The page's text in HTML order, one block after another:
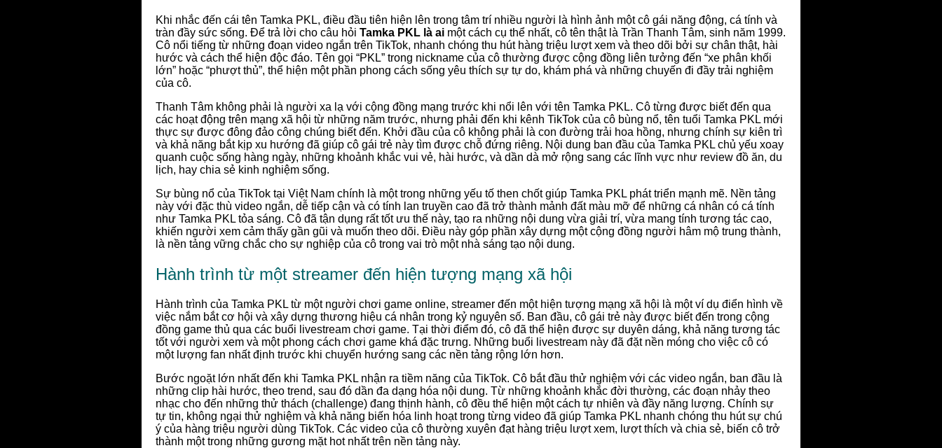
Khi nhắc đến cái tên Tamka PKL, điều đầu tiên hiện lên trong tâm trí nhiều người là hình ảnh một cô gái năng động, cá tính và
tràn đầy sức sống. Để trả lời cho câu hỏi Tamka PKL là ai một cách cụ thể nhất, cô tên thật là Trần Thanh Tâm, sinh năm 1999.
Cô nổi tiếng từ những đoạn video ngắn trên TikTok, nhanh chóng thu hút hàng triệu lượt xem và theo dõi bởi sự chân thật, hài
hước và cách thể hiện độc đáo. Tên gọi “PKL” trong nickname của cô thường được cộng đồng liên tưởng đến “xe phân khối
lớn” hoặc “phượt thủ”, thể hiện một phần phong cách sống yêu thích sự tự do, khám phá và những chuyến đi đầy trải nghiệm
của cô.
Thanh Tâm không phải là người xa lạ với cộng đồng mạng trước khi nổi lên với tên Tamka PKL. Cô từng được biết đến qua
các hoạt động trên mạng xã hội từ những năm trước, nhưng phải đến khi kênh TikTok của cô bùng nổ, tên tuổi Tamka PKL mới
thực sự được đông đảo công chúng biết đến. Khởi đầu của cô không phải là con đường trải hoa hồng, nhưng chính sự kiên trì
và khả năng bắt kịp xu hướng đã giúp cô gái trẻ này tìm được chỗ đứng riêng. Nội dung ban đầu của Tamka PKL chủ yếu xoay
quanh cuộc sống hàng ngày, những khoảnh khắc vui vẻ, hài hước, và dần dà mở rộng sang các lĩnh vực như review đồ ăn, du
lịch, hay chia sẻ kinh nghiệm sống.
Sự bùng nổ của TikTok tại Việt Nam chính là một trong những yếu tố then chốt giúp Tamka PKL phát triển mạnh mẽ. Nền tảng
này với đặc thù video ngắn, dễ tiếp cận và có tính lan truyền cao đã trở thành mảnh đất màu mỡ để những cá nhân có cá tính
như Tamka PKL tỏa sáng. Cô đã tận dụng rất tốt ưu thế này, tạo ra những nội dung vừa giải trí, vừa mang tính tương tác cao,
khiến người xem cảm thấy gần gũi và muốn theo dõi. Điều này góp phần xây dựng một cộng đồng người hâm mộ trung thành,
là nền tảng vững chắc cho sự nghiệp của cô trong vai trò một nhà sáng tạo nội dung.
Hành trình từ một streamer đến hiện tượng mạng xã hội
Hành trình của Tamka PKL từ một người chơi game online, streamer đến một hiện tượng mạng xã hội là một ví dụ điển hình về
việc nắm bắt cơ hội và xây dựng thương hiệu cá nhân trong kỷ nguyên số. Ban đầu, cô gái trẻ này được biết đến trong cộng
đồng game thủ qua các buổi livestream chơi game. Tại thời điểm đó, cô đã thể hiện được sự duyên dáng, khả năng tương tác
tốt với người xem và một phong cách chơi game khá đặc trưng. Những buổi livestream này đã đặt nền móng cho việc cô có
một lượng fan nhất định trước khi chuyển hướng sang các nền tảng rộng lớn hơn.
Bước ngoặt lớn nhất đến khi Tamka PKL nhận ra tiềm năng của TikTok. Cô bắt đầu thử nghiệm với các video ngắn, ban đầu là
những clip hài hước, theo trend, sau đó dần đa dạng hóa nội dung. Từ những khoảnh khắc đời thường, các đoạn nhảy theo
nhạc cho đến những thử thách (challenge) đang thịnh hành, cô đều thể hiện một cách tự nhiên và đầy năng lượng. Chính sự
tự tin, không ngại thử nghiệm và khả năng biến hóa linh hoạt trong từng video đã giúp Tamka PKL nhanh chóng thu hút sự chú
ý của hàng triệu người dùng TikTok. Các video của cô thường xuyên đạt hàng triệu lượt xem, lượt thích và chia sẻ, biến cô trở
thành một trong những gương mặt hot nhất trên nền tảng này.